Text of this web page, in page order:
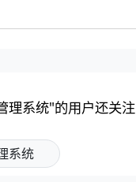
理系统"的用户还关注
系统